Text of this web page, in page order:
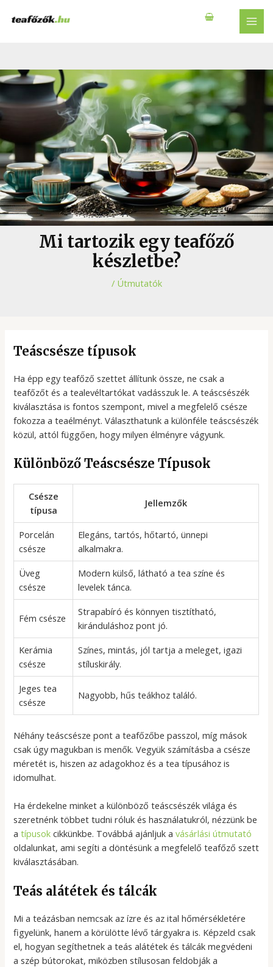
Mi tartozik egy teafőző
készletbe?
/ Útmutatók
Teáscsésze típusok
Ha épp egy teafőző szettet állítunk össze, ne csak a
teafőzőt és a tealevéltartókat vadásszuk le. A teáscsészék
kiválasztása is fontos szempont, mivel a megfelelő csésze
fokozza a teaélményt. Választhatunk a különféle teáscsészék
közül, attól függően, hogy milyen élményre vágyunk.
Különböző Teáscsésze Típusok
Csésze
típusa
Jellemzők
Porcelán
csésze
Elegáns, tartós, hőtartó, ünnepi
alkalmakra.
Üveg
csésze
Modern külső, látható a tea színe és
levelek tánca.
Fém csésze
Strapabíró és könnyen tisztítható,
kiránduláshoz pont jó.
Kerámia
csésze
Színes, mintás, jól tartja a meleget, igazi
stíluskirály.
Jeges tea
csésze
Nagyobb, hűs teákhoz találó.
Néhány teáscsésze pont a teafőzőbe passzol, míg mások
csak úgy magukban is menők. Vegyük számításba a csésze
méretét is, hiszen az adagokhoz és a tea típusához is
idomulhat.
Ha érdekelne minket a különböző teáscsészék világa és
szeretnénk többet tudni róluk és használatukról, nézzünk be
atípusok cikkünkbe. Továbbá ajánljuk avásárlási útmutató
oldalunkat, ami segíti a döntésünk a megfelelő teafőző szett
kiválasztásában.
Teás alátétek és tálcák
Mi a teázásban nemcsak az ízre és az ital hőmérsékletére
figyelünk, hanem a körülötte lévő tárgyakra is. Képzeld csak
el, hogyan segíthetnek a teás alátétek és tálcák megvédeni
a szép bútorokat, miközben stílusosan feldobják a